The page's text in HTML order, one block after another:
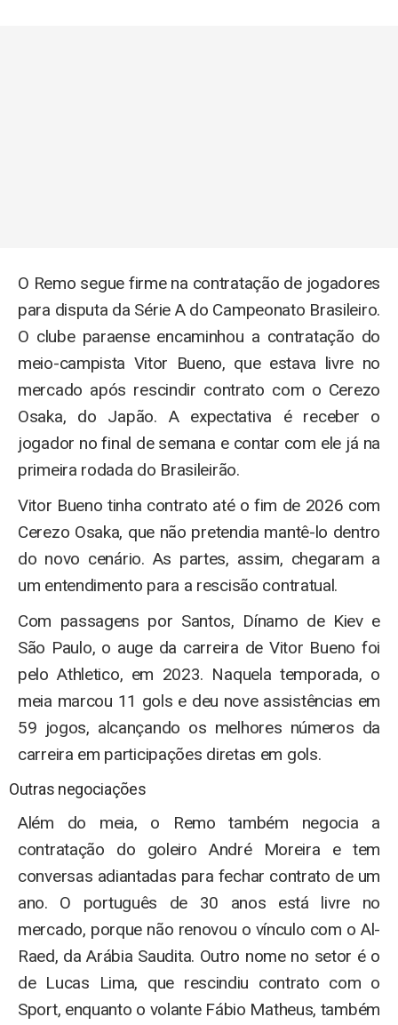
O Remo segue firme na contratação de jogadores
para disputa da Série A do Campeonato Brasileiro.
O clube paraense encaminhou a contratação do
meio-campista Vitor Bueno, que estava livre no
mercado após rescindir contrato com o Cerezo
Osaka, do Japão. A expectativa é receber o
jogador no final de semana e contar com ele já na
primeira rodada do Brasileirão.
Vitor Bueno tinha contrato até o fim de 2026 com
Cerezo Osaka, que não pretendia mantê-lo dentro
do novo cenário. As partes, assim, chegaram a
um entendimento para a rescisão contratual.
Com passagens por Santos, Dínamo de Kiev e
São Paulo, o auge da carreira de Vitor Bueno foi
pelo Athletico, em 2023. Naquela temporada, o
meia marcou 11 gols e deu nove assistências em
59 jogos, alcançando os melhores números da
carreira em participações diretas em gols.
Outras negociações
Além do meia, o Remo também negocia a
contratação do goleiro André Moreira e tem
conversas adiantadas para fechar contrato de um
ano. O português de 30 anos está livre no
mercado, porque não renovou o vínculo com o Al-
Raed, da Arábia Saudita. Outro nome no setor é o
de Lucas Lima, que rescindiu contrato com o
Sport, enquanto o volante Fábio Matheus, também